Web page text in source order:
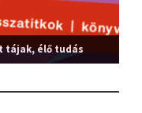
tájak, élő tudás